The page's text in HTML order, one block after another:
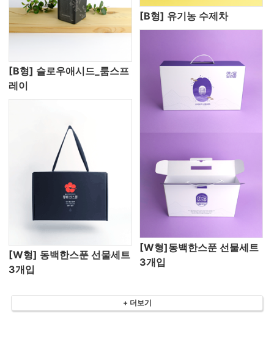
[B형] 슬로우애시드_룸스프
레이
[B형] 유기농 수제차
[W형] 동백한스푼 선물세트
3개입
[W형]동백한스푼 선물세트
3개입
+ 더보기